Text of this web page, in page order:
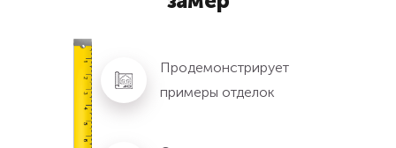
Продемонстрирует
примеры отделок